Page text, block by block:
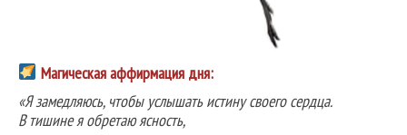
Магическая аффирмация дня:
«Я замедляюсь, чтобы услышать истину своего сердца.
В тишине я обретаю ясность,